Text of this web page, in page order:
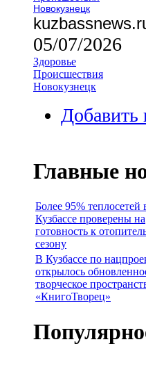
Новокузнецк
05/07/2026
Здоровье
Происшествия
Новокузнецк
Добавить
Главные
Более 95% теплосетей
Кузбассе проверены на
готовность к
сезону
В Кузбассе по
открылось
творческое
«КнигоТворец»